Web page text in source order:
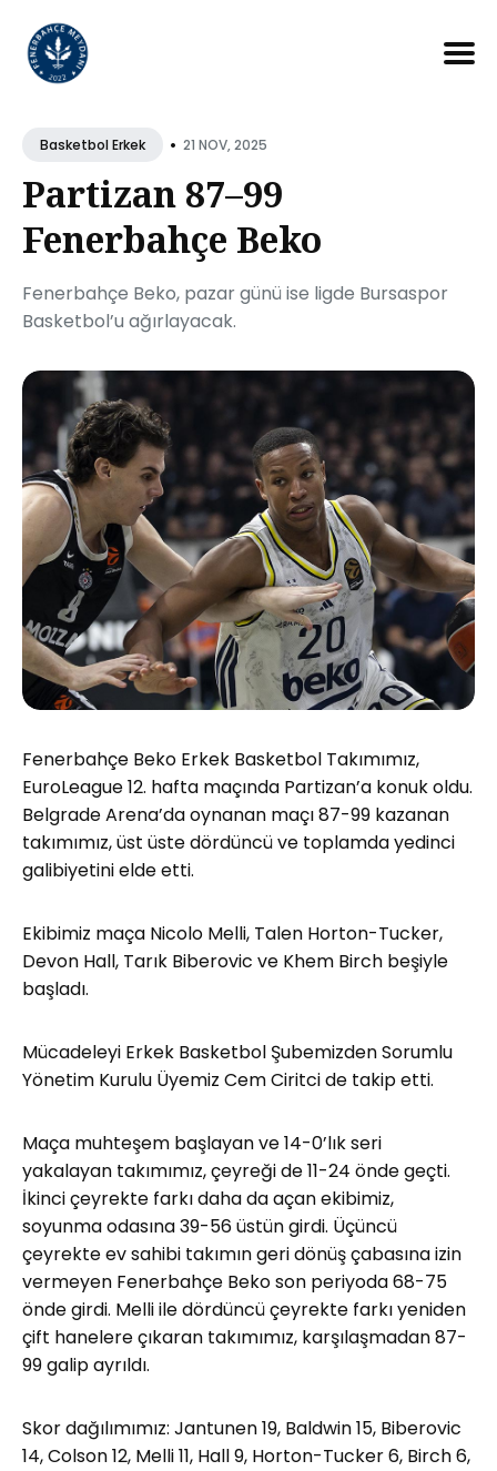
Blog
Basketbol Erkek • 21 NOV, 2025
Partizan 87–99
Fenerbahçe Beko
Fenerbahçe Beko, pazar günü ise ligde Bursaspor
Basketbol’u ağırlayacak.
Fenerbahçe Beko Erkek Basketbol Takımımız,
EuroLeague 12. hafta maçında Partizan’a konuk oldu.
Belgrade Arena’da oynanan maçı 87-99 kazanan
takımımız, üst üste dördüncü ve toplamda yedinci
galibiyetini elde etti.
Ekibimiz maça Nicolo Melli, Talen Horton-Tucker,
Devon Hall, Tarık Biberovic ve Khem Birch beşiyle
başladı.
Mücadeleyi Erkek Basketbol Şubemizden Sorumlu
Yönetim Kurulu Üyemiz Cem Ciritci de takip etti.
Maça muhteşem başlayan ve 14-0’lık seri
yakalayan takımımız, çeyreği de 11-24 önde geçti.
İkinci çeyrekte farkı daha da açan ekibimiz,
soyunma odasına 39-56 üstün girdi. Üçüncü
çeyrekte ev sahibi takımın geri dönüş çabasına izin
vermeyen Fenerbahçe Beko son periyoda 68-75
önde girdi. Melli ile dördüncü çeyrekte farkı yeniden
çift hanelere çıkaran takımımız, karşılaşmadan 87-
99 galip ayrıldı.
Skor dağılımımız: Jantunen 19, Baldwin 15, Biberovic
14, Colson 12, Melli 11, Hall 9, Horton-Tucker 6, Birch 6,